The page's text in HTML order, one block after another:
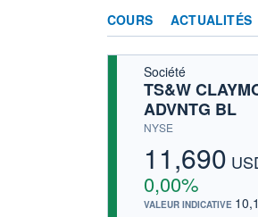
COURS ACTUALITÉS
Société
TS&W
ADVNTG BL
NYSE
11,690
0,00%
VALEUR INDICATIVE